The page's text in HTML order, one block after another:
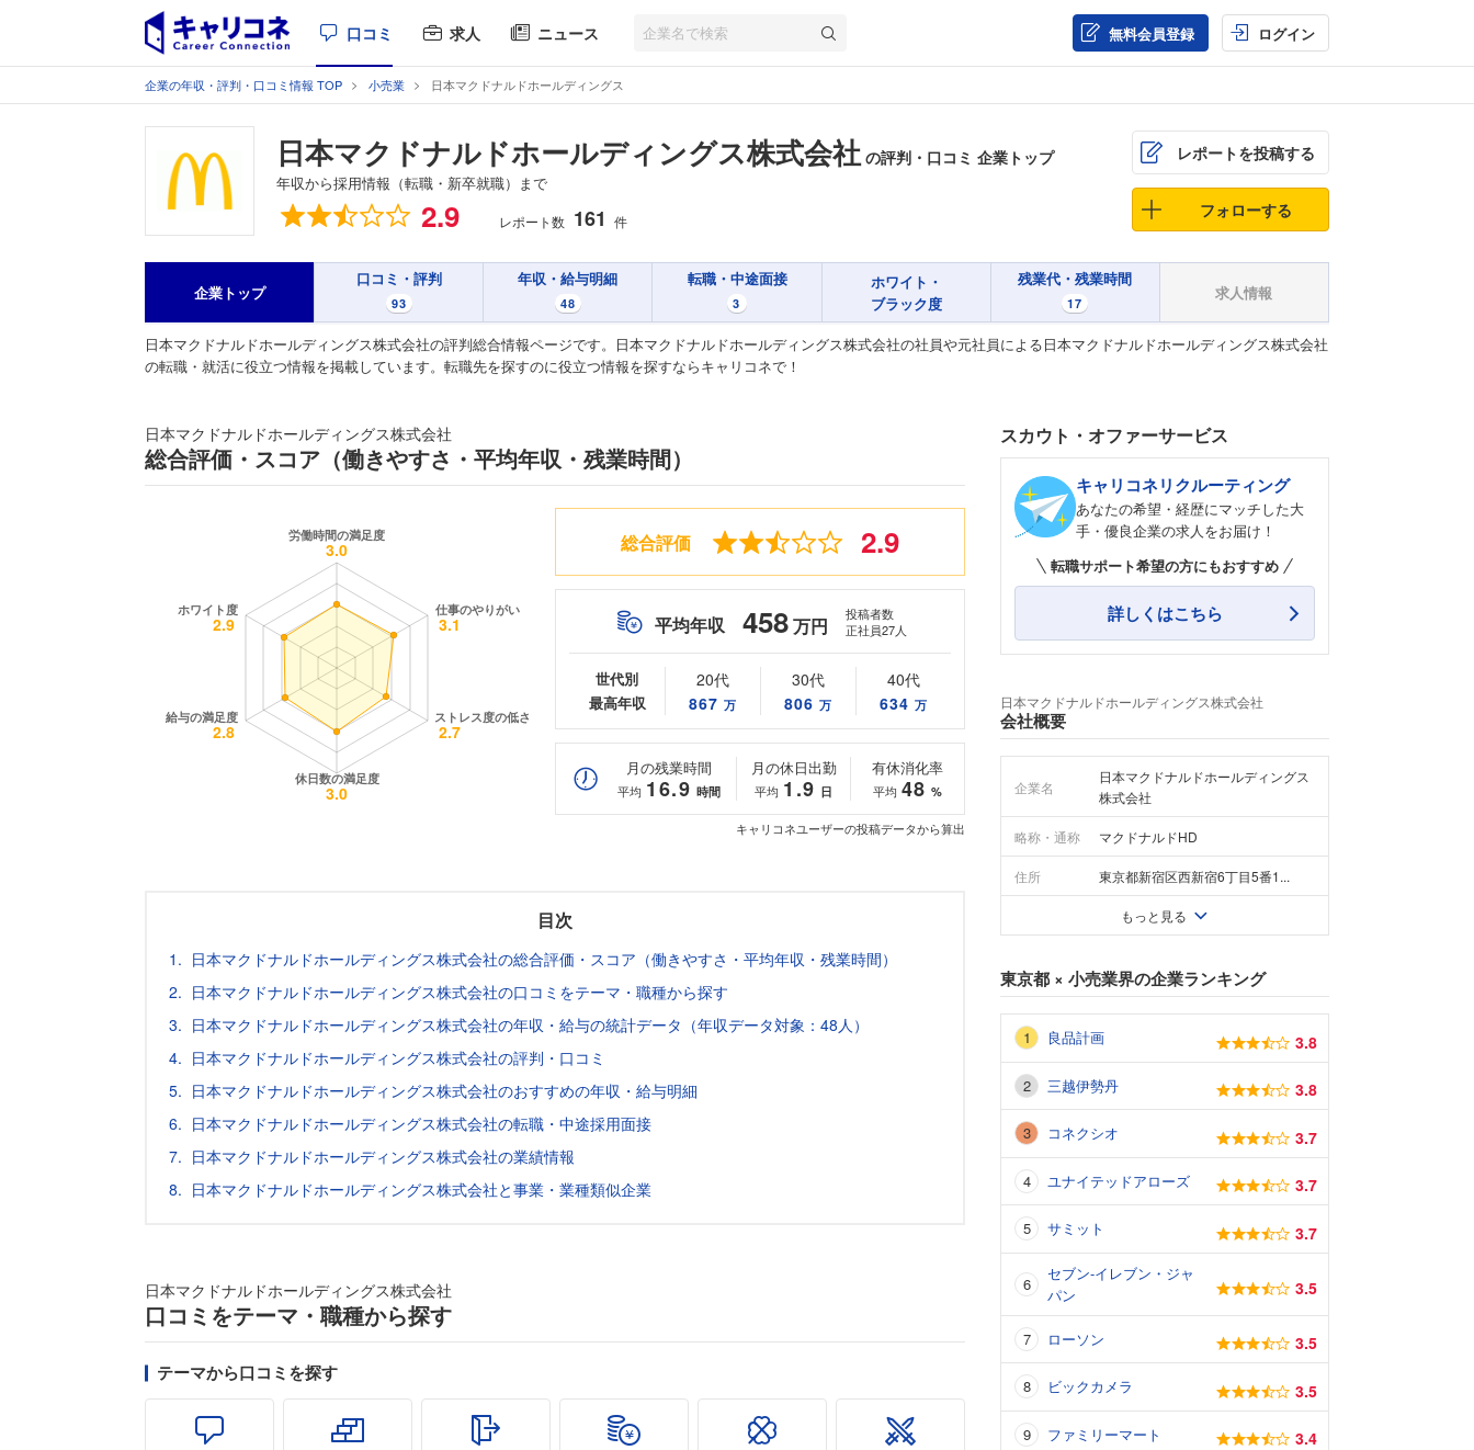
口コミ 求人 ニュース 無料会員登録 ログイン
企業の年収・評判・口コミ情報 TOP 小売業 日本マクドナルドホールディングス
日本マクドナルドホールディングス株式会社 の評判・口コミ 企業トップ
年収から採用情報（転職・新卒就職）まで
総合評価 2.9 レポート数 161 件
レポートを投稿する
フォローする
企業トップ
口コミ・評判
93
年収・給与明細
48
転職・中途面接
3
ホワイト・
ブラック度
残業代・残業時間
17
求人情報
日本マクドナルドホールディングス株式会社の評判総合情報ページです。日本マクドナルドホールディングス株式会社の社員や元社員による日本マクドナルドホールディングス株式会社
の転職・就活に役立つ情報を掲載しています。転職先を探すのに役立つ情報を探すならキャリコネで！
日本マクドナルドホールディングス株式会社
総合評価・スコア（働きやすさ・平均年収・残業時間）
総合評価 2.9
平均年収 458万円
投稿者数
正社員27人
世代別
最高年収
20代
867 万
30代
806 万
40代
634 万
月の残業時間
平均 16.9 時間
月の休日出勤
平均 1.9 日
有休消化率
平均 48 %
キャリコネユーザーの投稿データから算出
目次
日本マクドナルドホールディングス株式会社の総合評価・スコア（働きやすさ・平均年収・残業時間）
日本マクドナルドホールディングス株式会社の口コミをテーマ・職種から探す
日本マクドナルドホールディングス株式会社の年収・給与の統計データ（年収データ対象：48人）
日本マクドナルドホールディングス株式会社の評判・口コミ
日本マクドナルドホールディングス株式会社のおすすめの年収・給与明細
日本マクドナルドホールディングス株式会社の転職・中途採用面接
日本マクドナルドホールディングス株式会社の業績情報
日本マクドナルドホールディングス株式会社と事業・業種類似企業
日本マクドナルドホールディングス株式会社
口コミをテーマ・職種から探す
テーマから口コミを探す
スカウト・オファーサービス
キャリコネリクルーティング
あなたの希望・経歴にマッチした大
手・優良企業の求人をお届け！
転職サポート希望の方にもおすすめ
詳しくはこちら
日本マクドナルドホールディングス株式会社
会社概要
企業名
日本マクドナルドホールディングス
株式会社
略称・通称 マクドナルドHD
住所 東京都新宿区西新宿6丁目5番1...
もっと見る
東京都 × 小売業界の企業ランキング
良品計画 3.8
三越伊勢丹 3.8
コネクシオ 3.7
ユナイテッドアローズ 3.7
サミット 3.7
セブン-イレブン・ジャ
パン
3.5
ローソン 3.5
ビックカメラ 3.5
ファミリーマート 3.4